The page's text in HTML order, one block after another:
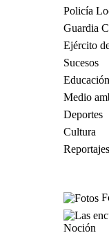
Policía
Guardia
Ejército
Sucesos
Educación
Medio
Deportes
Cultura
Reportajes